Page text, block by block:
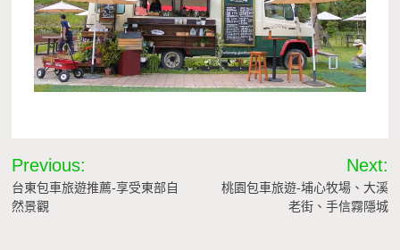
文
章
Previous:
台東包車旅遊推薦-享受東部自
然景觀
Next:
桃園包車旅遊-埔心牧場、大溪
老街、手信霧隱城